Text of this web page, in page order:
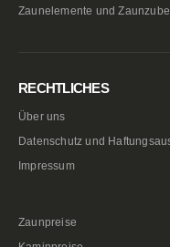
Zaunelemente und
RECHTLICHES
Über uns
Datenschutz und
Impressum
Zaunpreise